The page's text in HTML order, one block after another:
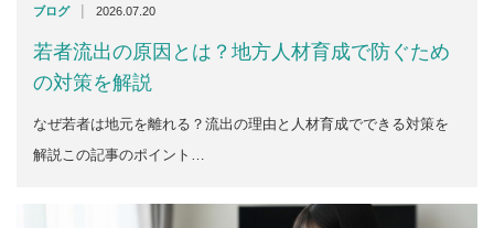
ブログ | 2026.07.20
若者流出の原因とは？地方人材育成で防ぐため
の対策を解説
なぜ若者は地元を離れる？流出の理由と人材育成でできる対策を
解説この記事のポイント…